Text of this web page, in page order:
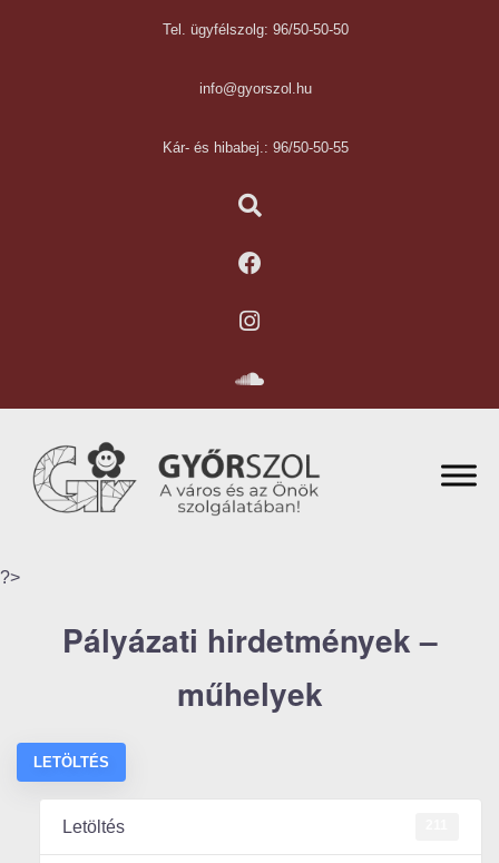
Tel. ügyfélszolg: 96/50-50-50
info@gyorszol.hu
Kár- és hibabej.: 96/50-50-55
?>
Pályázati hirdetmények –
műhelyek
LETÖLTÉS
Letöltés